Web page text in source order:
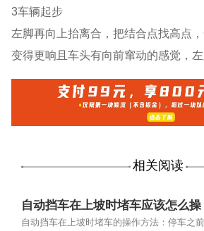
3车辆起步
左脚再向上抬离合，把结合点找高点
变得更响且车头有向前窜动的感觉，左
相关阅读
自动挡车在上坡时堵车应该怎么操
作？
自动挡车在上坡时堵车的操作方法：停车之